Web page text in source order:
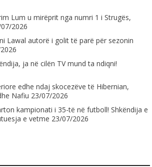
Lum u mirëprit nga numri 1 i Strugës,
2026
Lawal autorë i golit të parë për sezonin
ja në cilën TV mund ta ndiqni!
edhe ndaj skocezëve të Hibernian,
Nafiu 23/07/2026
kampionati i 35-të në futboll! Shkëndija e
e vetme 23/07/2026